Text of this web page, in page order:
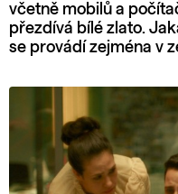
včetně mobilů a
přezdívá bílé zlato.
se provádí zejména v